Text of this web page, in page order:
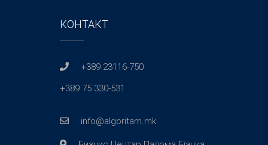
КОНТАКТ
+389 23116-750
+389 75 330-531
info@algoritam.mk